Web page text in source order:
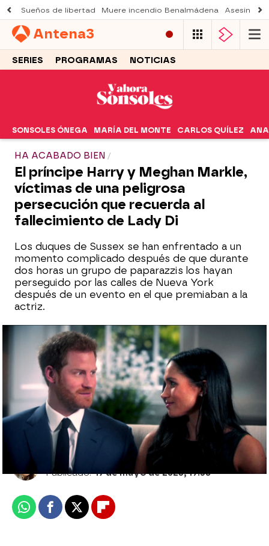
Sueños de libertad Muere incendio Benalmádena Asesinato
Antena3
SERIES PROGRAMAS NOTICIAS
SONSOLES ÓNEGA MARÍA DEL MONTE CARLOS QUÍLEZ ANA
HA ACABADO BIEN
El príncipe Harry y Meghan Markle,
víctimas de una peligrosa
persecución que recuerda al
fallecimiento de Lady Di
Los duques de Sussex se han enfrentado a un
momento complicado después de que durante
dos horas un grupo de paparazzis los hayan
perseguido por las calles de Nueva York
después de un evento en el que premiaban a la
actriz.
Rafa de Miguel, sobre el libro del príncipe
Harry: "Ha sido una auténtica explosión,
no ha dejado títere con cabeza"
Sara Ruiz
Publicado:17 de mayo de 2023, 19:58
WhatsappFacebook
X Flipboard